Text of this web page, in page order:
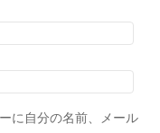
に自分の名前、メール